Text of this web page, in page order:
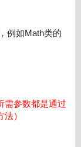
例如Math类的
需参数都是通过
）